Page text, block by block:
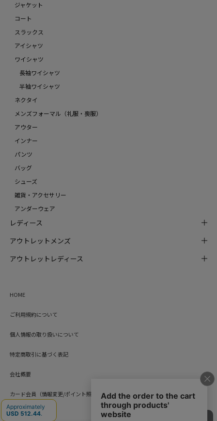
ジャケット
コート
スラックス
アイシャツ
ワイシャツ
長袖ワイシャツ
半袖ワイシャツ
ネクタイ
メンズフォーマル（礼服・喪服）
アウター
インナー
パンツ
バッグ
シューズ
雑貨・アクセサリー
アンダーウェア
レディース
アウトレットメンズ
アウトレットレディース
HOME
ご利用規約について
個人情報の取り扱いについて
特定商取引に基づく表記
会社概要
カード会員（情報変更/ポイント照会）
お問い合わせ